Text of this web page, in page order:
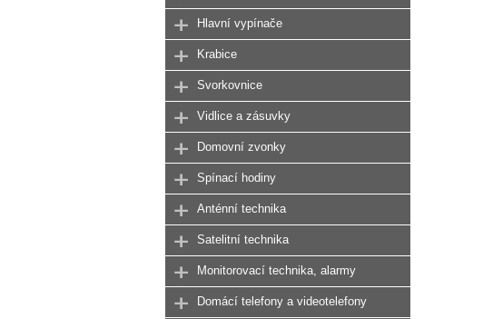
Hlavní vypínače
Krabice
Svorkovnice
Vidlice a zásuvky
Domovní zvonky
Spínací hodiny
Anténní technika
Satelitní technika
Monitorovací technika, alarmy
Domácí telefony a videotelefony